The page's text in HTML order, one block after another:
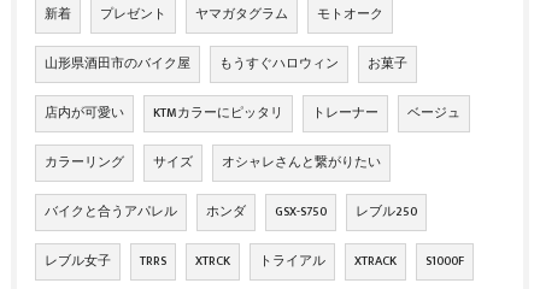
新着 プレゼント ヤマガタグラム モトオーク
山形県酒田市のバイク屋 もうすぐハロウィン お菓子
店内が可愛い KTMカラーにピッタリ トレーナー ベージュ
カラーリング サイズ オシャレさんと繋がりたい
バイクと合うアパレル ホンダ GSX-S750 レブル250
レブル女子 TRRS XTRCK トライアル XTRACK S1000F